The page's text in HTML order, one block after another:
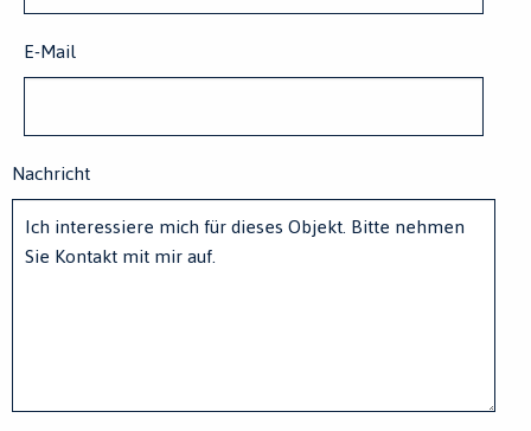
E-Mail
Nachricht